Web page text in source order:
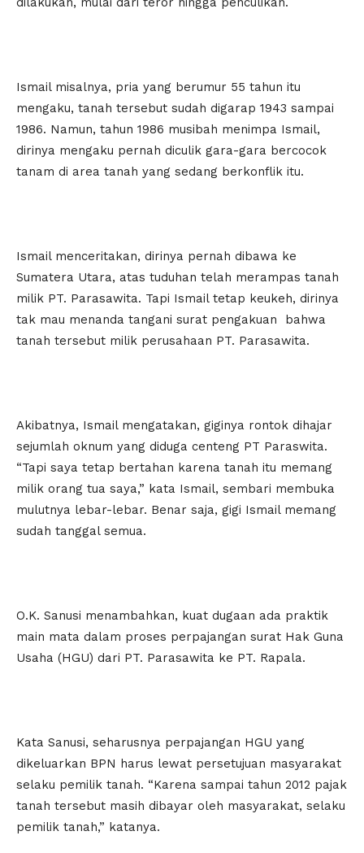
Ismail misalnya, pria yang berumur 55 tahun itu
mengaku, tanah tersebut sudah digarap 1943 sampai
1986. Namun, tahun 1986 musibah menimpa Ismail,
dirinya mengaku pernah diculik gara-gara bercocok
tanam di area tanah yang sedang berkonflik itu.
Ismail menceritakan, dirinya pernah dibawa ke
Sumatera Utara, atas tuduhan telah merampas tanah
milik PT. Parasawita. Tapi Ismail tetap keukeh, dirinya
tak mau menanda tangani surat pengakuan bahwa
tanah tersebut milik perusahaan PT. Parasawita.
Akibatnya, Ismail mengatakan, giginya rontok dihajar
sejumlah oknum yang diduga centeng PT Paraswita.
“Tapi saya tetap bertahan karena tanah itu memang
milik orang tua saya,” kata Ismail, sembari membuka
mulutnya lebar-lebar. Benar saja, gigi Ismail memang
sudah tanggal semua.
O.K. Sanusi menambahkan, kuat dugaan ada praktik
main mata dalam proses perpajangan surat Hak Guna
Usaha (HGU) dari PT. Parasawita ke PT. Rapala.
Kata Sanusi, seharusnya perpajangan HGU yang
dikeluarkan BPN harus lewat persetujuan masyarakat
selaku pemilik tanah. “Karena sampai tahun 2012 pajak
tanah tersebut masih dibayar oleh masyarakat, selaku
pemilik tanah,” katanya.